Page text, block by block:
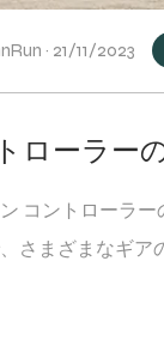
· 21/11/2023
ローラー
コントローラ
さまざまなギア